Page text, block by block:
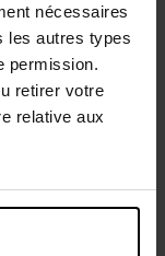
nécessaires
les autres types
permission.
retirer votre
relative aux
des clients